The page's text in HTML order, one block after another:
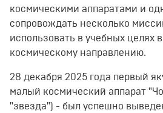
космическими аппаратами и
сопровождать несколько
использовать в учебных целях
космическому направлению.
28 декабря 2025 года первый
малый космический аппарат
"звезда") - был успешно